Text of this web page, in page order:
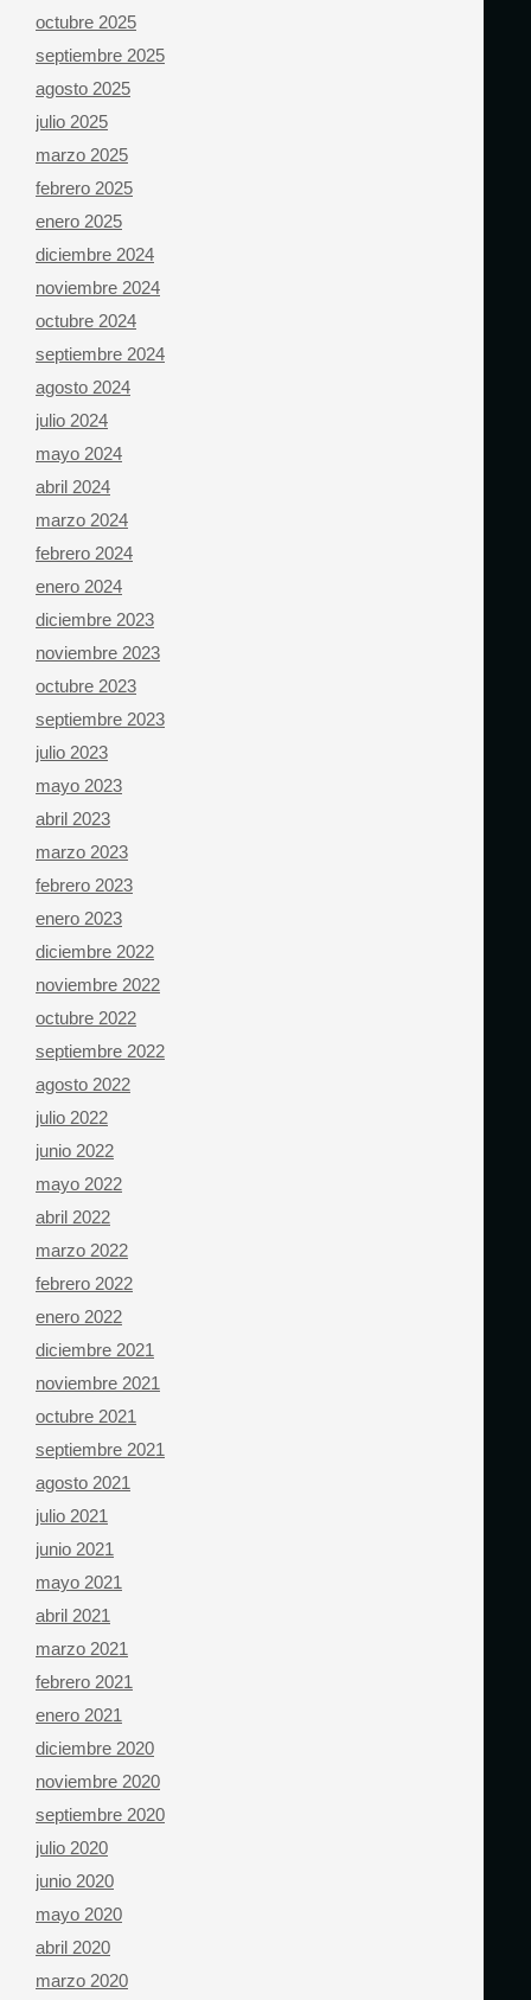
octubre 2025
septiembre 2025
agosto 2025
julio 2025
marzo 2025
febrero 2025
enero 2025
diciembre 2024
noviembre 2024
octubre 2024
septiembre 2024
agosto 2024
julio 2024
mayo 2024
abril 2024
marzo 2024
febrero 2024
enero 2024
diciembre 2023
noviembre 2023
octubre 2023
septiembre 2023
julio 2023
mayo 2023
abril 2023
marzo 2023
febrero 2023
enero 2023
diciembre 2022
noviembre 2022
octubre 2022
septiembre 2022
agosto 2022
julio 2022
junio 2022
mayo 2022
abril 2022
marzo 2022
febrero 2022
enero 2022
diciembre 2021
noviembre 2021
octubre 2021
septiembre 2021
agosto 2021
julio 2021
junio 2021
mayo 2021
abril 2021
marzo 2021
febrero 2021
enero 2021
diciembre 2020
noviembre 2020
septiembre 2020
julio 2020
junio 2020
mayo 2020
abril 2020
marzo 2020